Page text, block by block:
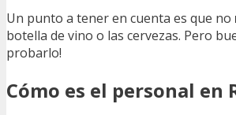
Un punto a tener en cuenta es que no
botella de vino o las cervezas. Pero
probarlo!
Cómo es el personal en